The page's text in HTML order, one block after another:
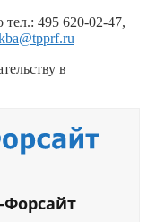
тел.: 495 620-02-47,
в
Форсайт